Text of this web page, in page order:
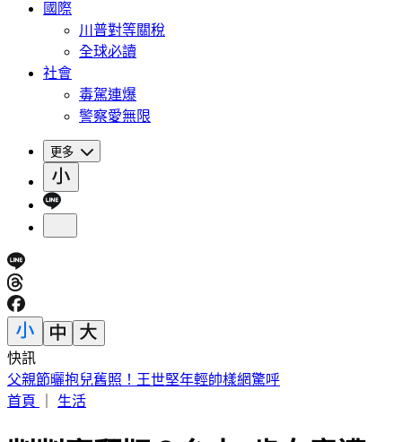
國際
川普對等關稅
全球必讀
社會
毒駕連爆
警察愛無限
更多
快訊
彰化「民進黨老將」蔡裕昌肺腺癌病逝 享壽71歲
首頁
生活